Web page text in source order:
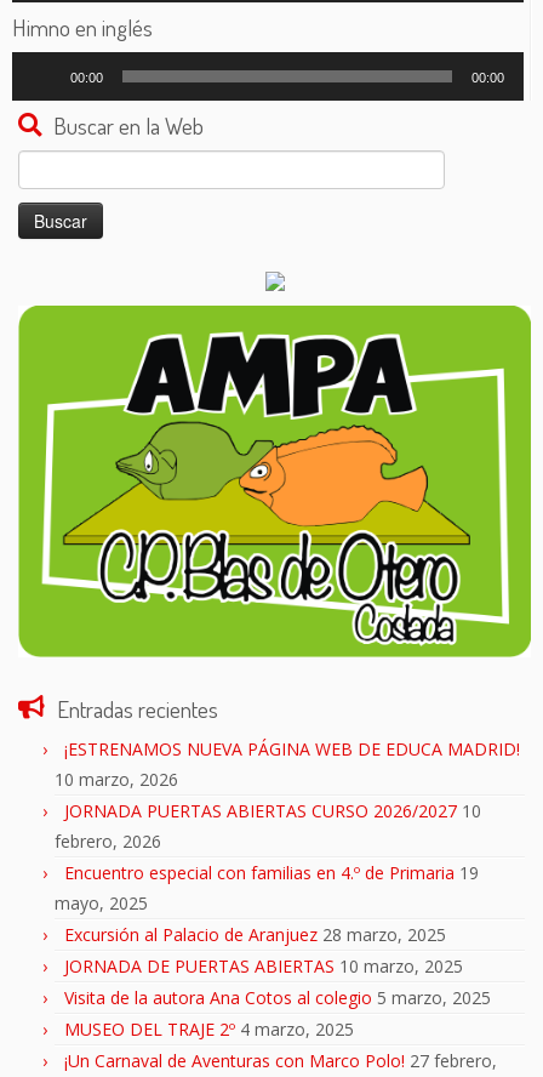
audio
Himno en inglés
audio
00:00 00:00
Buscar en la Web
Entradas recientes
¡ESTRENAMOS NUEVA PÁGINA WEB DE EDUCA MADRID!
10 marzo, 2026
JORNADA PUERTAS ABIERTAS CURSO 2026/2027 10
febrero, 2026
Encuentro especial con familias en 4.º de Primaria 19
mayo, 2025
Excursión al Palacio de Aranjuez 28 marzo, 2025
JORNADA DE PUERTAS ABIERTAS 10 marzo, 2025
Visita de la autora Ana Cotos al colegio 5 marzo, 2025
MUSEO DEL TRAJE 2º 4 marzo, 2025
¡Un Carnaval de Aventuras con Marco Polo! 27 febrero,